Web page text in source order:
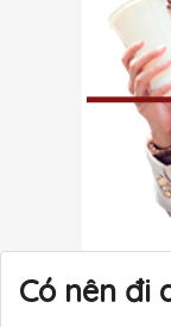
Có nên đi